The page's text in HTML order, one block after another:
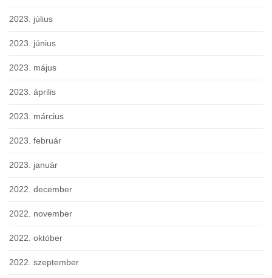
2023. július
2023. június
2023. május
2023. április
2023. március
2023. február
2023. január
2022. december
2022. november
2022. október
2022. szeptember